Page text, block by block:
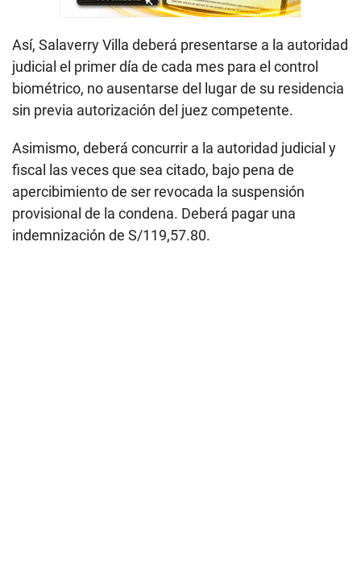
Así, Salaverry Villa deberá presentarse a la autoridad
judicial el primer día de cada mes para el control
biométrico, no ausentarse del lugar de su residencia
sin previa autorización del juez competente.
Asimismo, deberá concurrir a la autoridad judicial y
fiscal las veces que sea citado, bajo pena de
apercibimiento de ser revocada la suspensión
provisional de la condena. Deberá pagar una
indemnización de S/119,57.80.